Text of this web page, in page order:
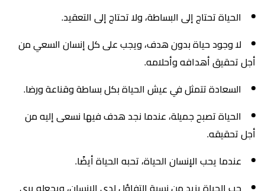
الحياة تحتاج إلى البساطة، ولا تحتاج إلى التعقيد.
لا وجود حياة بدون هدف، ويجب على كل إنسان السعي من
أجل تحقيق أهدافه وأحلامه.
السعادة تتمثل في عيش الحياة بكل بساطة وقناعة ورضا.
الحياة تصبح جميلة، عندما نجد هدف فيها نسعى إليه من
أجل تحقيقه.
عندما يحب الإنسان الحياة، تحبه الحياة أيضًا.